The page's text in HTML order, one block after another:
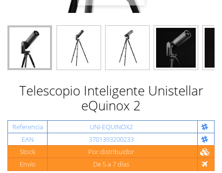
Telescopio Inteligente Unistellar
eQuinox 2
Referencia
UNI-EQUINOX2
EAN
3701393200233
Stock
Por distribuidor
Envío
De 5 a 7 días